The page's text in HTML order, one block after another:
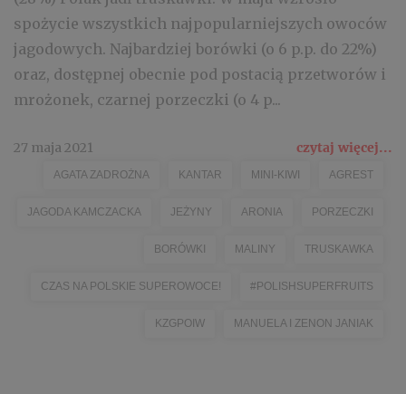
spożycie wszystkich najpopularniejszych owoców
jagodowych. Najbardziej borówki (o 6 p.p. do 22%)
oraz, dostępnej obecnie pod postacią przetworów i
mrożonek, czarnej porzeczki (o 4 p...
27 maja 2021 czytaj więcej...
AGATA ZADROŻNA KANTAR MINI-KIWI AGREST
JAGODA KAMCZACKA JEŻYNY ARONIA PORZECZKI
BORÓWKI MALINY TRUSKAWKA
CZAS NA POLSKIE SUPEROWOCE! #POLISHSUPERFRUITS
KZGPOIW MANUELA I ZENON JANIAK